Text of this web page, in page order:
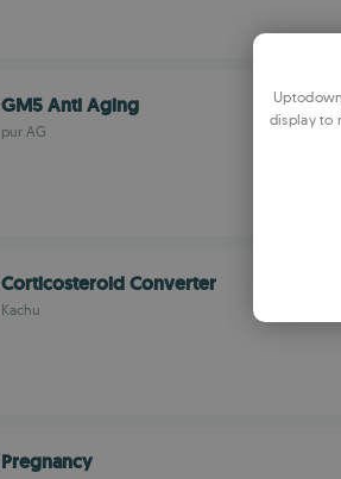
GM5 Anti Aging
pur AG
Corticosteroid Converter
Kachu
Pregnancy
display to